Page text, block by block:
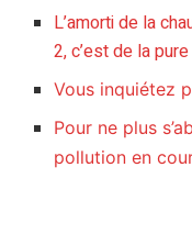
L’amorti de la
2, c’est de la
Vous inquiétez
Pour ne plus
pollution en